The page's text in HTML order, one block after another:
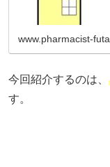
www.pharmacist-
今回紹介するのは、
す。